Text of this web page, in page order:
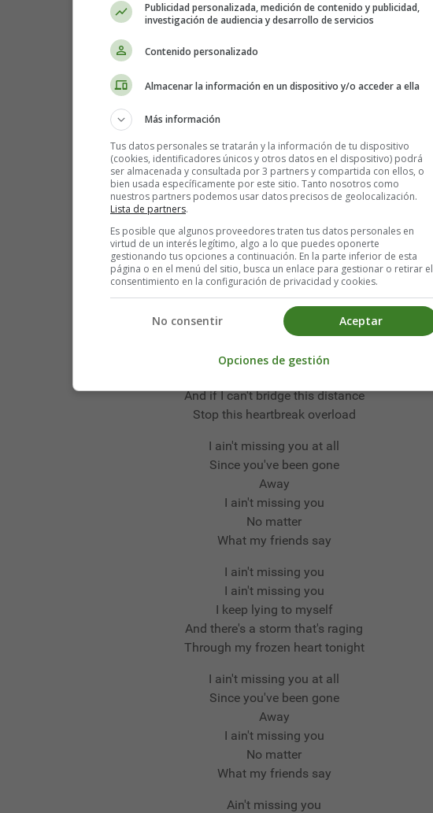
This signal tonight
You don't know
And it looks like I'm losing this fight
Though I'm trying hard
To understand
And it's my heart that's breaking
Down this long distance line tonight
I ain't missing you at all
Since you've been gone
Away
I ain't missing you
No matter
What my friends say
And there's a message that I'm sending out
And if I can't bridge this distance
Stop this heartbreak overload
I ain't missing you at all
Since you've been gone
Away
I ain't missing you
No matter
What my friends say
I ain't missing you
I ain't missing you
I keep lying to myself
And there's a storm that's raging
Through my frozen heart tonight
I ain't missing you at all
Since you've been gone
Away
I ain't missing you
No matter
What my friends say
Ain't missing you
Publicidad personalizada, medición de contenido y publicidad,
investigación de audiencia y desarrollo de servicios
Contenido personalizado
Almacenar la información en un dispositivo y/o acceder a ella
Más información
Tus datos personales se tratarán y la información de tu dispositivo
(cookies, identificadores únicos y otros datos en el dispositivo) podrá
ser almacenada y consultada por 3 partners y compartida con ellos, o
bien usada específicamente por este sitio. Tanto nosotros como
nuestros partners podemos usar datos precisos de geolocalización.
Lista de partners.
Es posible que algunos proveedores traten tus datos personales en
virtud de un interés legítimo, algo a lo que puedes oponerte
gestionando tus opciones a continuación. En la parte inferior de esta
página o en el menú del sitio, busca un enlace para gestionar o retirar el
consentimiento en la configuración de privacidad y cookies.
Aceptar
No consentir
Opciones de gestión